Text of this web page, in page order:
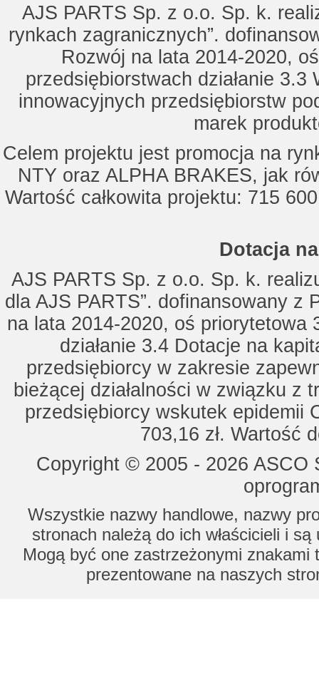
AJS PARTS Sp. z o.o. Sp. k.
rynkach zagranicznych”.
Rozwój na lata 2014-2020,
przedsiębiorstwach działanie
innowacyjnych przedsiębiorstw
marek
Celem projektu jest promocja na
NTY oraz ALPHA BRAKES, jak
Wartość całkowita projektu: 715
Dotacja
AJS PARTS Sp. z o.o. Sp. k.
dla AJS PARTS”. dofinansowany z
na lata 2014-2020, oś priorytetowa
działanie 3.4 Dotacje na
przedsiębiorcy w zakresie
bieżącej działalności w związku z
przedsiębiorcy wskutek epidemii
703,16 zł. Wartość
Copyright © 2005 - 2026
Wszystkie nazwy handlowe, nazwy
stronach należą do ich właścicieli i
Mogą być one zastrzeżonymi znakami
prezentowane na naszych